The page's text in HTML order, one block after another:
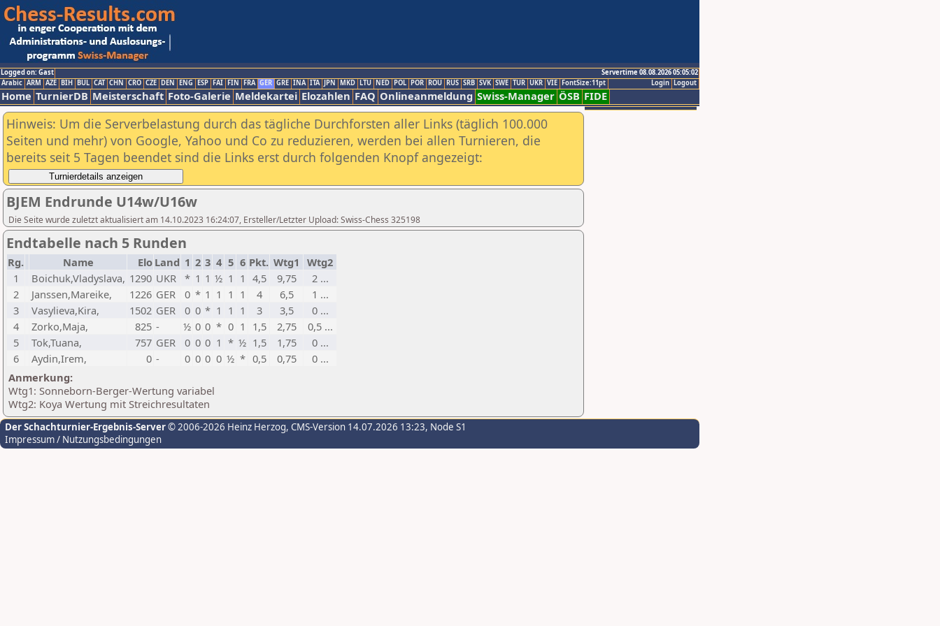
Logged on: Gast
Servertime 08.08.2026 05:05:02
Logout
Login
Arabic ARM AZE BIH BUL CAT CHN CRO CZE DEN ENG ESP FAI FIN FRA GER GRE INA ITA JPN MKD LTU NED POL POR ROU RUS SRB SVK SWE TUR UKR VIE FontSize:11pt
Home TurnierDB Meisterschaft Foto-Galerie Meldekartei Elozahlen FAQ Onlineanmeldung Swiss-Manager ÖSB FIDE
Hinweis: Um die Serverbelastung durch das tägliche Durchforsten aller Links (täglich 100.000
Seiten und mehr) von Google, Yahoo und Co zu reduzieren, werden bei allen Turnieren, die
bereits seit 5 Tagen beendet sind die Links erst durch folgenden Knopf angezeigt:
BJEM Endrunde U14w/U16w
Die Seite wurde zuletzt aktualisiert am 14.10.2023 16:24:07, Ersteller/Letzter Upload: Swiss-Chess 325198
Endtabelle nach 5 Runden
Rg. Name Elo Land 1 2 3 4 5 6 Pkt. Wtg1
Wtg2
1
Boichuk,Vladyslava, 1290 UKR * 1 1 ½ 1 1 4,5 9,75
2 ...
2
Janssen,Mareike, 1226 GER 0 * 1 1 1 1 4 6,5
1 ...
3
Vasylieva,Kira, 1502 GER 0 0 * 1 1 1 3 3,5
0 ...
4
Zorko,Maja, 825 - ½ 0 0 * 0 1 1,5 2,75
0,5 ...
5
Tok,Tuana, 757 GER 0 0 0 1 * ½ 1,5 1,75
0 ...
6
Aydin,Irem, 0 - 0 0 0 0 ½ * 0,5 0,75
0 ...
Anmerkung:
Wtg1: Sonneborn-Berger-Wertung variabel
Wtg2: Koya Wertung mit Streichresultaten
Der Schachturnier-Ergebnis-Server© 2006-2026 Heinz Herzog, CMS-Version 14.07.2026 13:23, Node S1
Impressum / Nutzungsbedingungen